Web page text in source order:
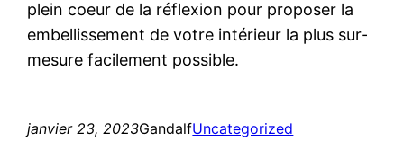
plein coeur de la réflexion pour proposer la
embellissement de votre intérieur la plus sur-
mesure facilement possible.
janvier 23, 2023GandalfUncategorized